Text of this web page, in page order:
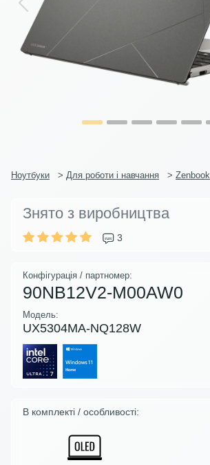
Previous
Ноутбуки > Для роботи і навчання > Zenbook
Знято з виробництва
3
Конфігурація / партномер:
90NB12V2-M00AW0
Модель:
UX5304MA-NQ128W
В комплекті / особливості: